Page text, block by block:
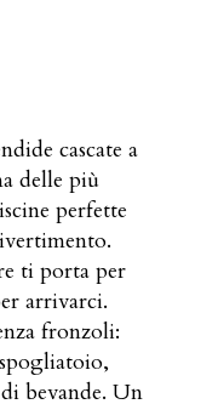
cascate a
delle più
perfette
ti porta per
arrivarci.
fronzoli:
bevande. Un